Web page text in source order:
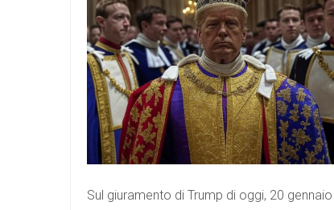
Sul giuramento di Trump di oggi, 20 gennaio